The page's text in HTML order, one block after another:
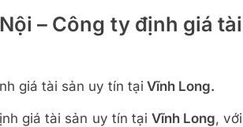
– Công ty định giá tài
giá tài sản uy tín tại Vĩnh Long.
giá tài sản uy tín tại Vĩnh Long, với